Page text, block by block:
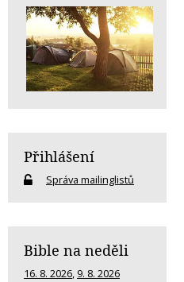
Přihlášení
Správa mailinglistů
Bible na neděli
16. 8. 2026, 9. 8. 2026